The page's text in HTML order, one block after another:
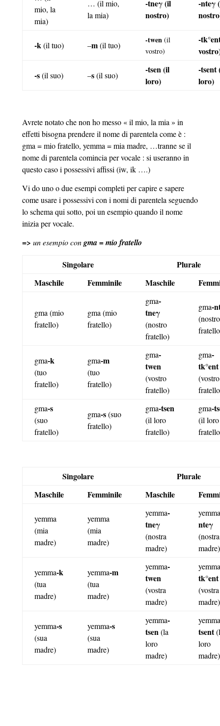
mio, la
mia)
… (il mio,
la mia)
-tneγ (il
nostro)
-nteγ
-k(il tuo) –m(il tuo)
-twen(il
vostro)
-
-s(il suo) –s(il suo)
-tsen (il
loro)
-tsent
loro)
Avrete notato che non ho messo « il mio, la mia » in
effetti bisogna prendere il nome di parentela come è :
gma = mio fratello, yemma = mia madre, …tranne se il
nome di parentela comincia per vocale : si useranno in
questo caso i possessivi affissi (iw, ik ….)
Vi do uno o due esempi completi per capire e sapere
come usare i possessivi con i nomi di parentela seguendo
lo schema qui sotto, poi un esempio quando il nome
inizia per vocale.
=> un esempio congma = mio fratello
Singolare
Plurale
Maschile
Femminile Maschile
gma (mio
fratello)
gma (mio
fratello)
gma-
tneγ
(nostro
fratello)
gma-
(nostro
gma-k
(tuo
fratello)
gma-m
(tuo
fratello)
gma-
twen
(vostro
fratello)
gma-
tk°ent
(vostro
gma-s
(suo
fratello)
gma-s(suo
fratello)
gma-tsen
(il loro
fratello)
gma-
(il loro
Singolare
Plurale
Maschile
Femminile Maschile
yemma
(mia
madre)
yemma
(mia
madre)
yemma-
tneγ
(nostra
madre)
yemma
nteγ
(nostra
madre)
yemma-k
(tua
madre)
yemma-m
(tua
madre)
yemma-
twen
(vostra
madre)
yemma
tk°ent
(vostra
madre)
yemma-s
(sua
madre)
yemma-s
(sua
madre)
yemma-
tsen(la
loro
madre)
yemma
tsent
loro
madre)